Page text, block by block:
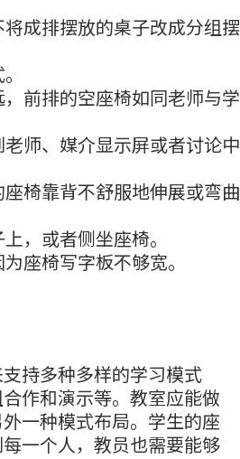
成排摆放的桌子改成分组摆
前排的空座椅如同老师与学
师、媒介显示屏或者讨论中
椅靠背不舒服地伸展或弯曲
，或者侧坐座椅。
座椅写字板不够宽。
持多种多样的学习模式
作和演示等。教室应能做
一种模式布局。学生的座
一个人，教员也需要能够